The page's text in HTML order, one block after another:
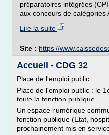
préparatoires intégrées
aux concours de catégories
Lire la suite
Site : https://
Accueil - CDG 32
Place de l'emploi public
Place de l'emploi public : le
toute la fonction publique
Un espace numérique
fonction publique (Etat,
prochainement mis en